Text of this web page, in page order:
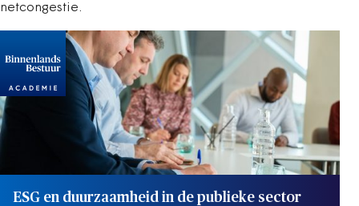
netcongestie.
ESG en duurzaamheid in de publieke sector